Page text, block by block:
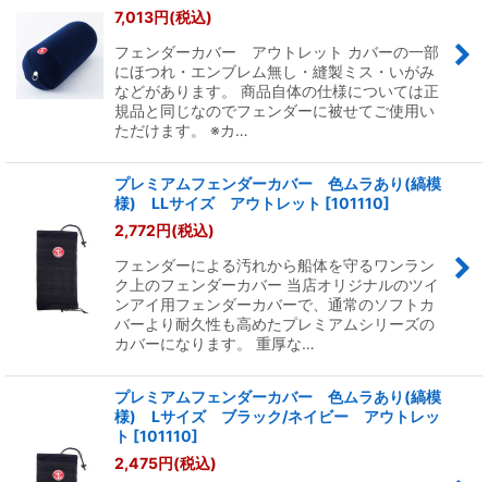
7,013円(税込)
フェンダーカバー アウトレット カバーの一部
にほつれ・エンブレム無し・縫製ミス・いがみ
などがあります。 商品自体の仕様については正
規品と同じなのでフェンダーに被せてご使用い
ただけます。 ※カ…
プレミアムフェンダーカバー 色ムラあり(縞模
様) LLサイズ アウトレット [101110]
2,772円(税込)
フェンダーによる汚れから船体を守るワンラン
ク上のフェンダーカバー 当店オリジナルのツイ
ンアイ用フェンダーカバーで、通常のソフトカ
バーより耐久性も高めたプレミアムシリーズの
カバーになります。 重厚な…
プレミアムフェンダーカバー 色ムラあり(縞模
様) Lサイズ ブラック/ネイビー アウトレッ
ト [101110]
2,475円(税込)